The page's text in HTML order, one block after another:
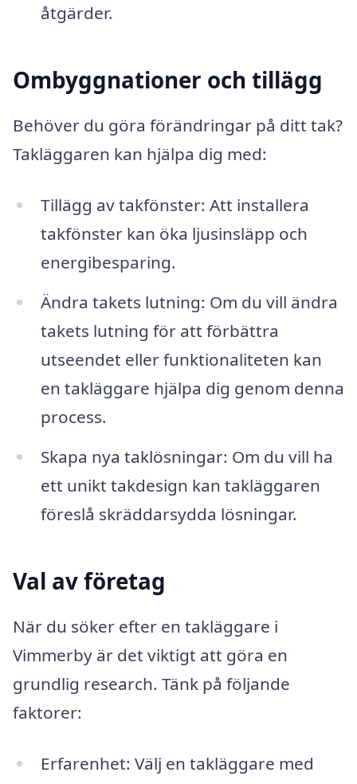
åtgärder.
Ombyggnationer och tillägg
Behöver du göra förändringar på ditt tak?
Takläggaren kan hjälpa dig med:
Tillägg av takfönster: Att installera
takfönster kan öka ljusinsläpp och
energibesparing.
Ändra takets lutning: Om du vill ändra
takets lutning för att förbättra
utseendet eller funktionaliteten kan
en takläggare hjälpa dig genom denna
process.
Skapa nya taklösningar: Om du vill ha
ett unikt takdesign kan takläggaren
föreslå skräddarsydda lösningar.
Val av företag
När du söker efter en takläggare i
Vimmerby är det viktigt att göra en
grundlig research. Tänk på följande
faktorer:
Erfarenhet: Välj en takläggare med